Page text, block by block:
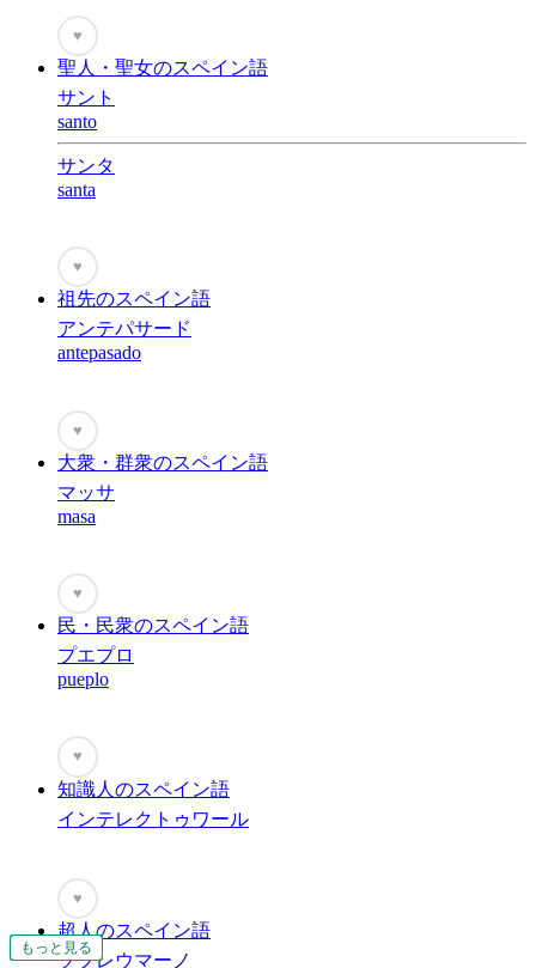
もっと見る
もっと見る
もっと見る
もっと見る
もっと見る
もっと見る
もっと見る
もっと見る
もっと見る
もっと見る
もっと見る
もっと見る
♥
聖人・聖女のスペイン語
サント
santo
サンタ
santa
もっと見る
♥
祖先のスペイン語
アンテパサード
antepasado
♥
大衆・群衆のスペイン語
マッサ
masa
♥
民・民衆のスペイン語
プエプロ
pueplo
♥
知識人のスペイン語
インテレクトゥワール
♥
超人のスペイン語
ソブレウマーノ
もっと見る
もっと見る
もっと見る
もっと見る